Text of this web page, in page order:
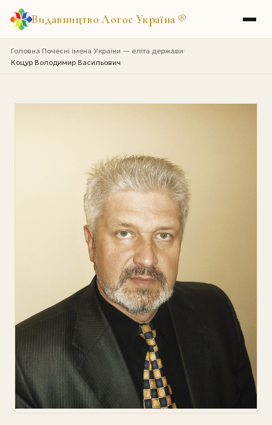
Видавництво Логос Україна ®
Головна›Почесні імена України — еліта держави›
Коцур Володимир Васильович